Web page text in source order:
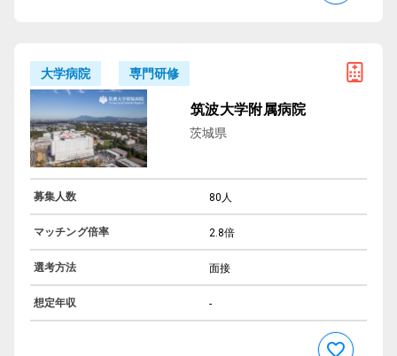
大学病院 専門研修
筑波大学附属病院
茨城県
募集人数 80人
マッチング倍率 2.8倍
選考方法 面接
想定年収 -